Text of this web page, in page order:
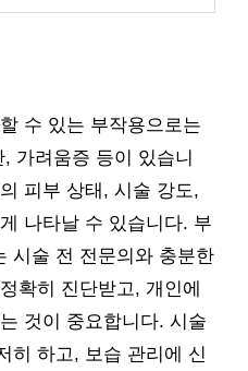
수 있는 부작용으로는
가려움증 등이 있습니
피부 상태, 시술 강도,
나타날 수 있습니다. 부
시술 전 전문의와 충분한
확히 진단받고, 개인에
것이 중요합니다. 시술
히 하고, 보습 관리에 신